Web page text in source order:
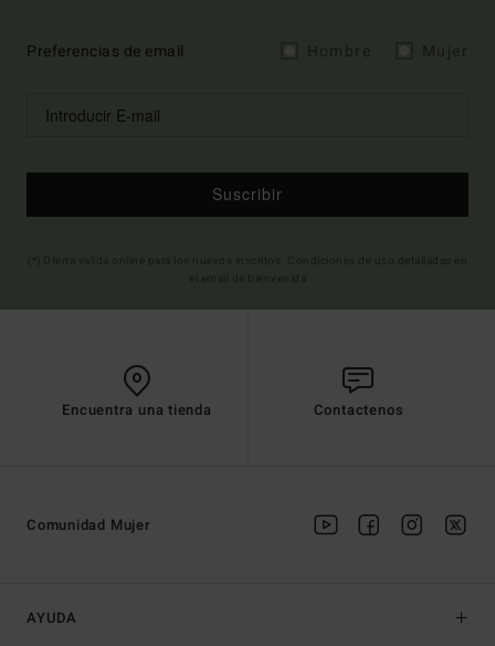
Preferencias de email
Suscribir
Encuentra una tienda Contactenos
AYUDA
Comunidad Mujer